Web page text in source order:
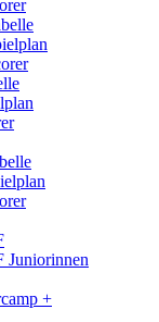
Juniorinnen
+